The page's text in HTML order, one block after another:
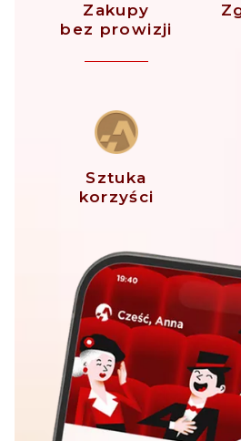
Zakupy
bez prowizji
Sztuka
korzyści